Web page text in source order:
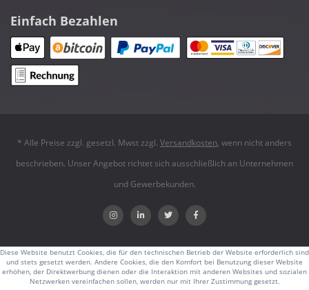
Einfach Bezahlen
* Alle Preise zzgl. gesetzl. Mwst zzgl. Versandkosten, wenn nicht anders
beschrieben. Unser Angebot richtet sich ausschließlich an Unternehmen
und Gewerbekunden.
Diese Website benutzt Cookies, die für den technischen Betrieb der Website erforderlich sind
und stets gesetzt werden. Andere Cookies, die den Komfort bei Benutzung dieser Website
erhöhen, der Direktwerbung dienen oder die Interaktion mit anderen Websites und sozialen
Netzwerken vereinfachen sollen, werden nur mit Ihrer Zustimmung gesetzt.